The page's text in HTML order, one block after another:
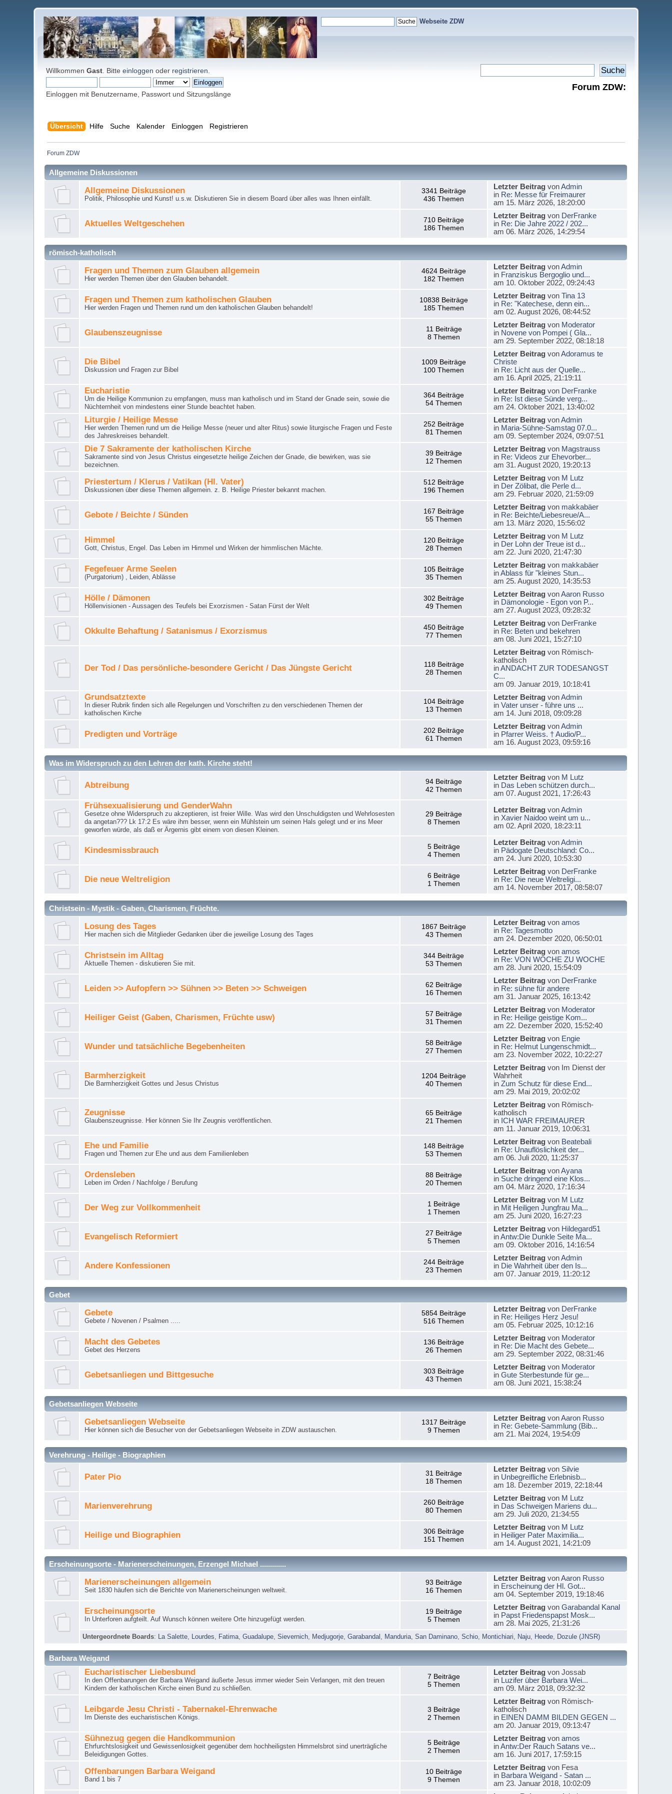
Webseite ZDW
WillkommenGast . Bitteeinloggen oder registrieren
Einloggen mit Benutzername, Passwort und Sitzungslänge
Forum ZDW:
Übersicht Hilfe Suche Kalender Einloggen Registrieren
Forum ZDW
Allgemeine Diskussionen
Allgemeine Diskussionen
Politik, Philosophie und Kunst! u.s.w. Diskutieren Sie in diesem Board über alles was Ihnen einfällt.
3341 Beiträge
436 Themen
Letzter BeitragvonAdmin
in Re: Messe für Freimaurer
am 15. März 2026, 18:20:00
Aktuelles Weltgeschehen
710 Beiträge
186 Themen
Letzter Beitragvon DerFranke
in Re: Die Jahre 2022 / 202...
am 06. März 2026, 14:29:54
römisch-katholisch
Fragen und Themen zum Glauben allgemein
Hier werden Themen über den Glauben behandelt.
4624 Beiträge
182 Themen
Letzter BeitragvonAdmin
in Franziskus Bergoglio und...
am 10. Oktober 2022, 09:24:43
Fragen und Themen zum katholischen Glauben
Hier werden Fragen und Themen rund um den katholischen Glauben behandelt!
10838 Beiträge
185 Themen
Letzter Beitragvon Tina 13
in Re: "Katechese, denn ein...
am 02. August 2026, 08:44:52
Glaubenszeugnisse
11 Beiträge
8 Themen
Letzter Beitragvon Moderator
in Novene von Pompei ( Gla...
am 29. September 2022, 08:18:18
Die Bibel
Diskussion und Fragen zur Bibel
1009 Beiträge
100 Themen
Letzter BeitragvonAdoramus te
Christe
in Re: Licht aus der Quelle...
am 16. April 2025, 21:19:11
Eucharistie
Um die Heilige Kommunion zu empfangen, muss man katholisch und im Stand der Gnade sein, sowie die
Nüchternheit von mindestens einer Stunde beachtet haben.
364 Beiträge
54 Themen
Letzter Beitragvon DerFranke
in Re: Ist diese Sünde verg...
am 24. Oktober 2021, 13:40:02
Liturgie / Heilige Messe
Hier werden Themen rund um die Heilige Messe (neuer und alter Ritus) sowie liturgische Fragen und Feste
des Jahreskreises behandelt.
252 Beiträge
81 Themen
Letzter BeitragvonAdmin
in Maria-Sühne-Samstag 07.0...
am 09. September 2024, 09:07:51
Die 7 Sakramente der katholischen Kirche
Sakramente sind von Jesus Christus eingesetzte heilige Zeichen der Gnade, die bewirken, was sie
bezeichnen.
39 Beiträge
12 Themen
Letzter Beitragvon Magstrauss
in Re: Videos zur Ehevorber...
am 31. August 2020, 19:20:13
Priestertum / Klerus / Vatikan (Hl. Vater)
Diskussionen über diese Themen allgemein. z. B. Heilige Priester bekannt machen.
512 Beiträge
196 Themen
Letzter Beitragvon M Lutz
in Der Zölibat, die Perle d...
am 29. Februar 2020, 21:59:09
Gebote / Beichte / Sünden
167 Beiträge
55 Themen
Letzter Beitragvon makkabäer
in Re: Beichte/Liebesreue/A...
am 13. März 2020, 15:56:02
Himmel
Gott, Christus, Engel. Das Leben im Himmel und Wirken der himmlischen Mächte.
120 Beiträge
28 Themen
Letzter Beitragvon M Lutz
in Der Lohn der Treue ist d...
am 22. Juni 2020, 21:47:30
Fegefeuer Arme Seelen
(Purgatorium) , Leiden, Ablässe
105 Beiträge
35 Themen
Letzter Beitragvon makkabäer
inAblass für "kleines Stun...
am 25. August 2020, 14:35:53
Hölle / Dämonen
Höllenvisionen - Aussagen des Teufels bei Exorzismen - Satan Fürst der Welt
302 Beiträge
49 Themen
Letzter BeitragvonAaron Russo
in Dämonologie - Egon von P...
am 27. August 2023, 09:28:32
Okkulte Behaftung / Satanismus / Exorzismus
450 Beiträge
77 Themen
Letzter Beitragvon DerFranke
in Re: Beten und bekehren
am 08. Juni 2021, 15:27:10
Der Tod / Das persönliche-besondere Gericht / Das Jüngste Gericht
118 Beiträge
28 Themen
Letzter Beitragvon Römisch-
katholisch
inANDACHT ZUR TODESANGST
C...
am 09. Januar 2019, 10:18:41
Grundsatztexte
In dieser Rubrik finden sich alle Regelungen und Vorschriften zu den verschiedenen Themen der
katholischen Kirche
104 Beiträge
13 Themen
Letzter BeitragvonAdmin
in Vater unser - führe uns ...
am 14. Juni 2018, 09:09:28
Predigten und Vorträge
202 Beiträge
61 Themen
Letzter BeitragvonAdmin
in Pfarrer Weiss. † Audio/P...
am 16. August 2023, 09:59:16
Was im Widerspruch zu den Lehren der kath. Kirche steht!
Abtreibung
94 Beiträge
42 Themen
Letzter Beitragvon M Lutz
in Das Leben schützen durch...
am 07. August 2021, 17:26:43
Frühsexualisierung und GenderWahn
Gesetze ohne Widerspruch zu akzeptieren, ist freier Wille. Was wird den Unschuldigsten und Wehrlosesten
da angetan??? Lk 17:2 Es wäre ihm besser, wenn ein Mühlstein um seinen Hals gelegt und er ins Meer
geworfen würde, als daß er Ärgernis gibt einem von diesen Kleinen.
29 Beiträge
8 Themen
Letzter BeitragvonAdmin
in Xavier Naidoo weint um u...
am 02. April 2020, 18:23:11
Kindesmissbrauch
5 Beiträge
4 Themen
Letzter BeitragvonAdmin
in Pädogate Deutschland: Co...
am 24. Juni 2020, 10:53:30
Die neue Weltreligion
6 Beiträge
1 Themen
Letzter Beitragvon DerFranke
in Re: Die neue Weltreligi...
am 14. November 2017, 08:58:07
Christsein - Mystik - Gaben, Charismen, Früchte.
Losung des Tages
Hier machen sich die Mitglieder Gedanken über die jeweilige Losung des Tages
1867 Beiträge
43 Themen
Letzter Beitragvon amos
in Re: Tagesmotto
am 24. Dezember 2020, 06:50:01
Christsein im Alltag
Aktuelle Themen - diskutieren Sie mit.
344 Beiträge
53 Themen
Letzter Beitragvon amos
in Re: VON WOCHE ZU WOCHE
am 28. Juni 2020, 15:54:09
Leiden >> Aufopfern >> Sühnen >> Beten >> Schweigen
62 Beiträge
16 Themen
Letzter Beitragvon DerFranke
in Re: sühne für andere
am 31. Januar 2025, 16:13:42
Heiliger Geist (Gaben, Charismen, Früchte usw)
57 Beiträge
31 Themen
Letzter Beitragvon Moderator
in Re: Heilige geistige Kom...
am 22. Dezember 2020, 15:52:40
Wunder und tatsächliche Begebenheiten
58 Beiträge
27 Themen
Letzter Beitragvon Engie
in Re: Helmut Lungenschmidt...
am 23. November 2022, 10:22:27
Barmherzigkeit
Die Barmherzigkeit Gottes und Jesus Christus
1204 Beiträge
40 Themen
Letzter Beitragvon Im Dienst der
Wahrheit
in Zum Schutz für diese End...
am 29. Mai 2019, 20:02:02
Zeugnisse
Glaubenszeugnisse. Hier können Sie Ihr Zeugnis veröffentlichen.
65 Beiträge
21 Themen
Letzter Beitragvon Römisch-
katholisch
in ICH WAR FREIMAURER
am 11. Januar 2019, 10:06:31
Ehe und Familie
Fragen und Themen zur Ehe und aus dem Familienleben
148 Beiträge
53 Themen
Letzter Beitragvon Beatebali
in Re: Unauflöslichkeit der...
am 06. Juli 2020, 11:25:37
Ordensleben
Leben im Orden / Nachfolge / Berufung
88 Beiträge
20 Themen
Letzter BeitragvonAyana
in Suche dringend eine Klos...
am 04. März 2020, 17:16:34
Der Weg zur Vollkommenheit
1 Beiträge
1 Themen
Letzter Beitragvon M Lutz
in Mit Heiligen Jungfrau Ma...
am 25. Juni 2020, 16:27:23
Evangelisch Reformiert
27 Beiträge
5 Themen
Letzter Beitragvon Hildegard51
inAntw:Die Dunkle Seite Ma...
am 09. Oktober 2016, 14:16:54
Andere Konfessionen
244 Beiträge
23 Themen
Letzter BeitragvonAdmin
in Die Wahrheit über den Is...
am 07. Januar 2019, 11:20:12
Gebet
Gebete
Gebete / Novenen / Psalmen .....
5854 Beiträge
516 Themen
Letzter Beitragvon DerFranke
in Re: Heiliges Herz Jesu!
am 05. Februar 2025, 10:12:16
Macht des Gebetes
Gebet des Herzens
136 Beiträge
26 Themen
Letzter Beitragvon Moderator
in Re: Die Macht des Gebete...
am 29. September 2022, 08:31:46
Gebetsanliegen und Bittgesuche
303 Beiträge
43 Themen
Letzter Beitragvon Moderator
in Gute Sterbestunde für ge...
am 08. Juni 2021, 15:38:24
Gebetsanliegen Webseite
Gebetsanliegen Webseite
Hier können sich die Besucher von der Gebetsanliegen Webseite in ZDW austauschen.
1317 Beiträge
9 Themen
Letzter BeitragvonAaron Russo
in Re: Gebete-Sammlung (Bib...
am 21. Mai 2024, 19:54:09
Verehrung - Heilige - Biographien
Pater Pio
31 Beiträge
18 Themen
Letzter Beitragvon Silvie
in Unbegreifliche Erlebnisb...
am 18. Dezember 2019, 22:18:44
Marienverehrung
260 Beiträge
80 Themen
Letzter Beitragvon M Lutz
in Das Schweigen Mariens du...
am 29. Juli 2020, 21:34:55
Heilige und Biographien
306 Beiträge
151 Themen
Letzter Beitragvon M Lutz
in Heiliger Pater Maximilia...
am 14. August 2021, 14:21:09
Erscheinungsorte - Marienerscheinungen, Erzengel Michael .............
Marienerscheinungen allgemein
Seit 1830 häufen sich die Berichte von Marienerscheinungen weltweit.
93 Beiträge
16 Themen
Letzter BeitragvonAaron Russo
in Erscheinung der Hl. Got...
am 04. September 2019, 19:18:46
Erscheinungsorte
In Unterforen aufgteilt. Auf Wunsch können weitere Orte hinzugefügt werden.
19 Beiträge
5 Themen
Letzter Beitragvon Garabandal Kanal
in Papst Friedenspapst Mosk...
am 28. Mai 2025, 21:31:26
Untergeordnete Boards: La Salette Lourdes Fatima ,Guadalupe ,Sievernich Medjugorje ,Garabandal Manduria ,San Daminano ,Schio Montichiari Naju Heede Dozule (JNSR)
Barbara Weigand
Eucharistischer Liebesbund
In den Offenbarungen der Barbara Weigand äußerte Jesus immer wieder Sein Verlangen, mit den treuen
Kindern der katholischen Kirche einen Bund zu schließen.
7 Beiträge
5 Themen
Letzter Beitragvon Jossab
in Luzifer über Barbara Wei...
am 09. März 2018, 09:32:32
Leibgarde Jesu Christi - Tabernakel-Ehrenwache
Im Dienste des eucharistischen Königs.
3 Beiträge
2 Themen
Letzter Beitragvon Römisch-
katholisch
in EINEN DAMM BILDEN GEGEN ...
am 20. Januar 2019, 09:13:47
Sühnezug gegen die Handkommunion
Ehrfurchtslosigkeit und Gewissenlosigkeit gegenüber dem hochheiligsten Himmelsbrot sind unerträgliche
Beleidigungen Gottes.
5 Beiträge
2 Themen
Letzter Beitragvon amos
inAntw:Der Rauch Satans ve...
am 16. Juni 2017, 17:59:15
Offenbarungen Barbara Weigand
Band 1 bis 7
10 Beiträge
9 Themen
Letzter Beitragvon Fesa
in Barbara Weigand - Satan ...
am 23. Januar 2018, 10:02:09